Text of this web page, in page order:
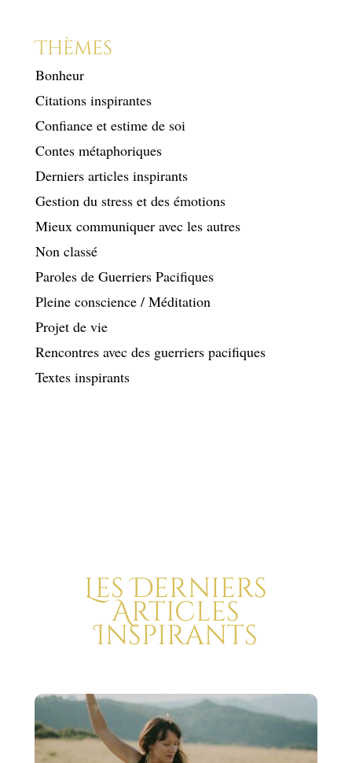
Thèmes
Bonheur
Citations inspirantes
Confiance et estime de soi
Contes métaphoriques
Derniers articles inspirants
Gestion du stress et des émotions
Mieux communiquer avec les autres
Non classé
Paroles de Guerriers Pacifiques
Pleine conscience / Méditation
Projet de vie
Rencontres avec des guerriers pacifiques
Textes inspirants
Les Derniers
Articles
Inspirants